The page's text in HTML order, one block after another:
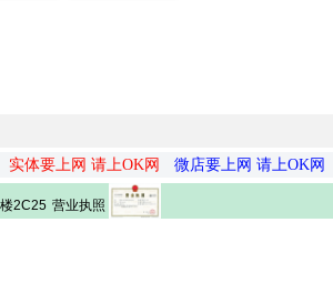
实体要上网 请上OK网 微店要上网 请上OK网
2C25 营业执照